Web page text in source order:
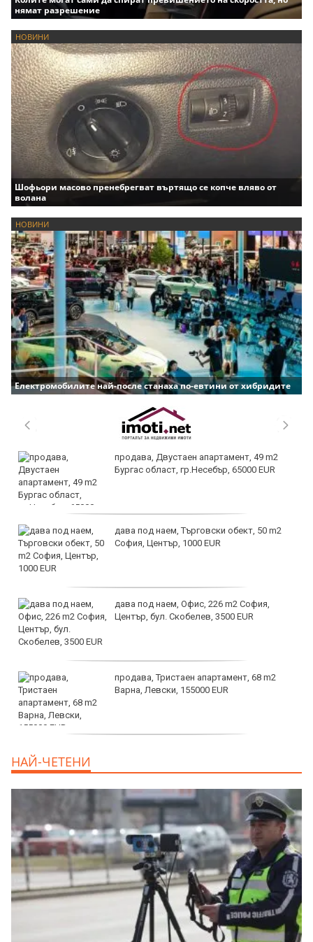
нямат разрешение
НОВИНИ
Шофьори масово пренебрегват въртящо се копче вляво от
волана
НОВИНИ
Електромобилите най-после станаха по-евтини от хибридите
продава, Двустаен апартамент, 49 m2
Бургас област, гр.Несебър, 65000 EUR
дава под наем, Търговски обект, 50 m2
София, Център, 1000 EUR
дава под наем, Офис, 226 m2 София,
Център, бул. Скобелев, 3500 EUR
продава, Тристаен апартамент, 68 m2
Варна, Левски, 155000 EUR
НАЙ-ЧЕТЕНИ